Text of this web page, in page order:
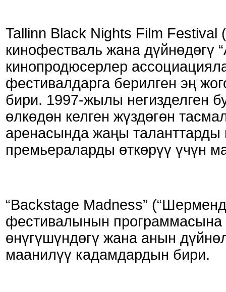
Tallinn Black Nights Film
кинофестваль жана дүйнөдөгү
кинопродюсерлер
фестивалдарга берилген эң
бири. 1997-жылы негизделген
өлкөдөн келген жүздөгөн
аренасында жаңы таланттарды
премьераларды өткөрүү үчүн
“Backstage Madness”
фестивалынын
өнүгүшүндөгү жана анын
маанилүү кадамдардын бири.